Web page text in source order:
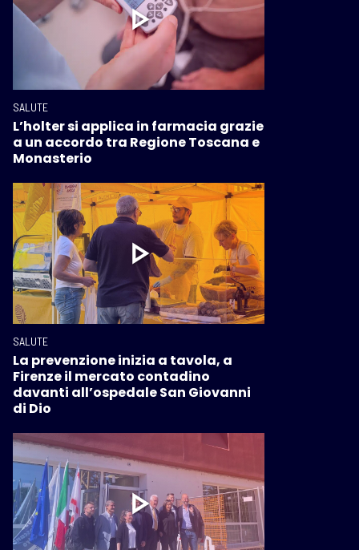
SALUTE
L’holter si applica in farmacia grazie
a un accordo tra Regione Toscana e
Monasterio
SALUTE
La prevenzione inizia a tavola, a
Firenze il mercato contadino
davanti all’ospedale San Giovanni
di Dio